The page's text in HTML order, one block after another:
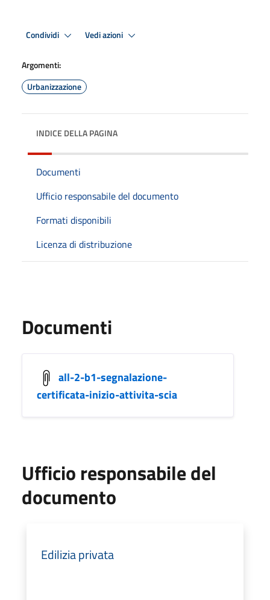
Condividi Vedi azioni
Argomenti:
Urbanizzazione
INDICE DELLA PAGINA
Documenti
Ufficio responsabile del documento
Formati disponibili
Licenza di distribuzione
Documenti
all-2-b1-segnalazione-
certificata-inizio-attivita-scia
Ufficio responsabile del
documento
Edilizia privata